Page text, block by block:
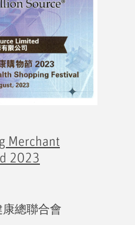
Merchant
2023
康總聯合會